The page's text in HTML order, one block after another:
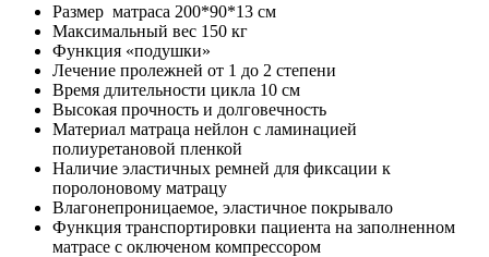
Размер матраса 200*90*13 см
Максимальный вес 150 кг
Функция «подушки»
Лечение пролежней от 1 до 2 степени
Время длительности цикла 10 см
Высокая прочность и долговечность
Материал матраца нейлон с ламинацией
полиуретановой пленкой
Наличие эластичных ремней для фиксации к
поролоновому матрацу
Влагонепроницаемое, эластичное покрывало
Функция транспортировки пациента на заполненном
матрасе с оключеном компрессором